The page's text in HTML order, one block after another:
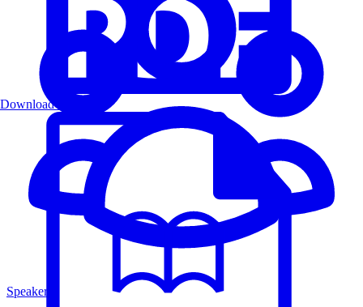
Speakers
Download PDF